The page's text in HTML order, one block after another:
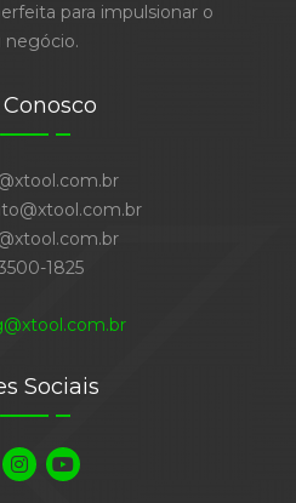
para impulsionar o
negócio.
1825
Sociais